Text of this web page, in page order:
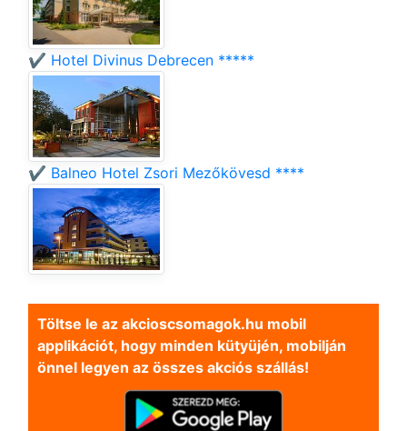
✔️ Hotel Divinus Debrecen *****
✔️ Balneo Hotel Zsori Mezőkövesd ****
Töltse le az akcioscsomagok.hu mobil
applikációt, hogy minden kütyüjén, mobilján
önnel legyen az összes akciós szállás!